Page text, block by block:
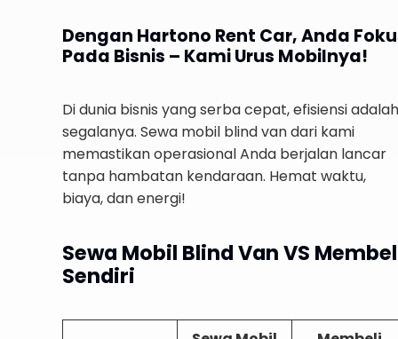
Dengan Hartono Rent Car, Anda
Pada Bisnis – Kami Urus Mobilnya!
Di dunia bisnis yang serba cepat, efisiensi adalah
segalanya. Sewa mobil blind van dari kami
memastikan operasional Anda berjalan lancar
tanpa hambatan kendaraan. Hemat waktu,
biaya, dan energi!
Sewa Mobil Blind Van VS
Sendiri